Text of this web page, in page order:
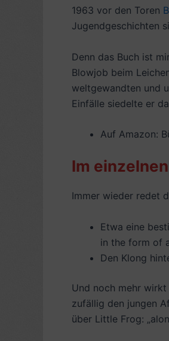
1963 vor den Toren
Jugendgeschichten
Denn das Buch ist
Blowjob beim
weltgewandten und
Einfälle siedelte er
Auf Amazon:
Im
Immer wieder redet
Etwa eine
in the form of
Den Klong
Und noch mehr
zufällig den jungen
über Little Frog: